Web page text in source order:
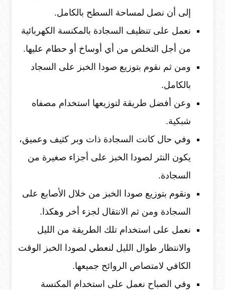
إلى أن نصل لمساحة السطح بالكامل.
نعمل على تنظيف السجادة بالمكنسة الكهربائية
من أجل التخلص من أي أوساخ أو حطام عليها.
ومن ثم نقوم بتوزيع صودا الخبز على السجاد
بالكامل.
وعن أفضل طريقة لتوزيعها استخدام مصفاه
شبكية.
وفي حال كانت السجادة ذات وبر كثيف وعميق،
يكون النثر لصودا الخبز على أجزاء صغيرة من
السجادة.
ونقوم بتوزيع صودا الخبز من خلال الأصابع على
السجادة ومن ثم الانتقال لجزء أخر وهكذا.
نعمل على استخدام تلك الطريقة من الليل
والانتظار طوال الليل لنعطي لصودا الخبز الوقت
الكافي لامتصاص الروائح جميعها.
وفي الصباح نعمل على استخدام المكنسة